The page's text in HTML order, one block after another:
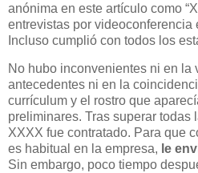
anónima en este artículo como
entrevistas por videoconferencia
Incluso cumplió con todos los
No hubo inconvenientes ni en la
antecedentes ni en la
currículum y el rostro que
preliminares. Tras superar todas
XXXX fue contratado. Para que
es habitual en la empresa, le
Sin embargo, poco tiempo